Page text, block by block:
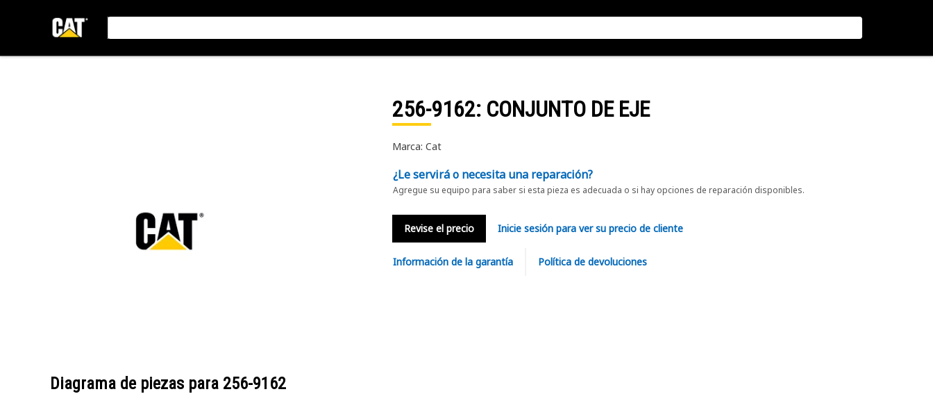
256-9162: CONJUNTO DE EJE
Marca: Cat
¿Le servirá o necesita una reparación?
Agregue su equipo para saber si esta pieza es adecuada o si hay opciones de reparación disponibles.
Revise el precio Inicie sesión para ver su precio de cliente
Información de la garantía Política de devoluciones
Diagrama de piezas para 256-9162